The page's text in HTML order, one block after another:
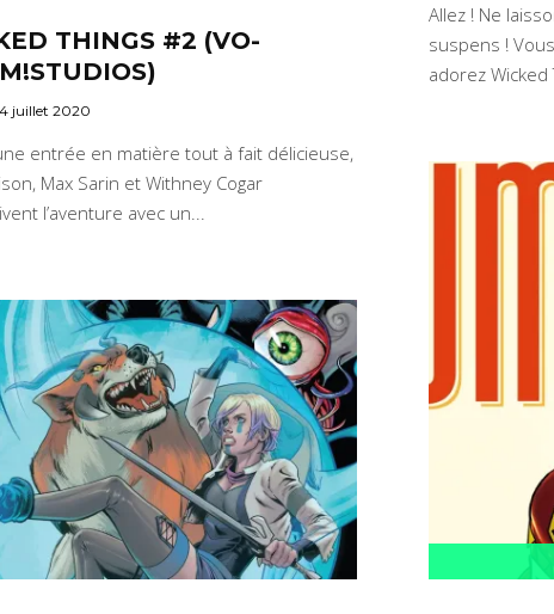
THINGS #2 (VO-
juillet 2020
entrée en matière tout à fait délicieuse,
Max Sarin et Withney Cogar
l’aventure avec un...
Allez ! Ne
suspens !
adorez Wicked